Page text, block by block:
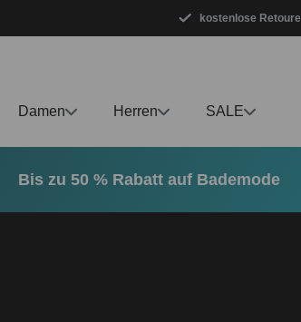
Zur Hauptnavigation springenkostenlose Retoure
Damen Herren SALE
Bis zu 50 % Rabatt auf Bademode